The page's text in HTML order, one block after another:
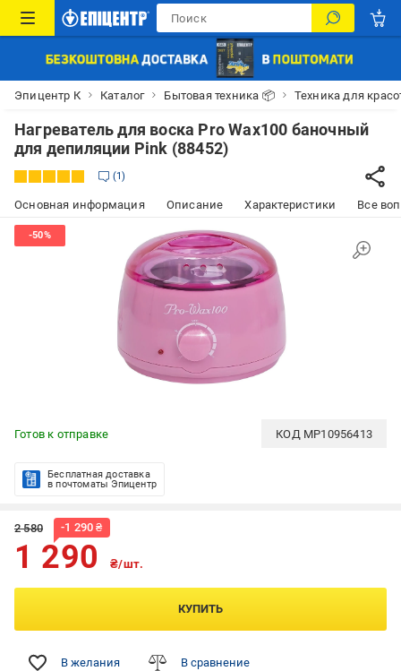
Эпицентр К Каталог Бытовая техника 📦 Техника для
Нагреватель для воска Pro Wax100 баночный
для депиляции Pink (88452)
1
Основная информация Описание Характеристики Все
Готов к отправке КОД MP10956413
Бесплатная доставка
в почтоматы Эпицентр
2 580 -1 290 ₴
1 290 ₴/шт.
КУПИТЬ
В желания В сравнение